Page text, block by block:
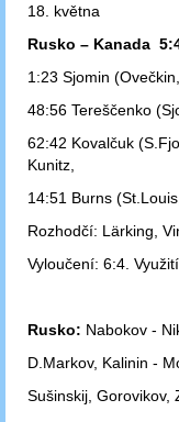
18. května
Rusko – Kanada
1:23 Sjomin
48:56 Tereščenko
62:42 Kovalčuk
Kunitz,
14:51 Burns
Rozhodčí: Lärking,
Vyloučení: 6:4.
Rusko: Nabokov -
D.Markov, Kalinin -
Sušinskij, Gorovikov,